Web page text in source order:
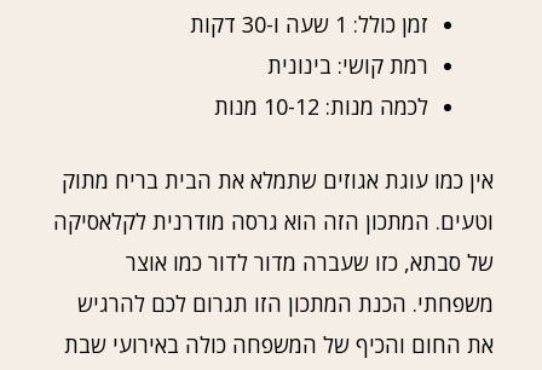
זמן כולל: 1 שעה ו-30 דקות
רמת קושי: בינונית
לכמה מנות: 10-12 מנות
אין כמו עוגת אגוזים שתמלא את הבית בריח מתוק
וטעים. המתכון הזה הוא גרסה מודרנית לקלאסיקה
של סבתא, כזו שעברה מדור לדור כמו אוצר
משפחתי. הכנת המתכון הזו תגרום לכם להרגיש
את החום והכיף של המשפחה כולה באירועי שבת